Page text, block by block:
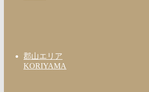
郡山エリア
KORIYAMA